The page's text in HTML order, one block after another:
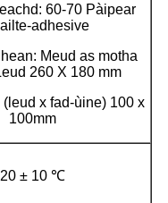
60-70 Pàipear
adhesive
Meud as motha
260 X 180 mm
(leud x fad-ùine) 100 x
100mm
20 ± 10 ℃